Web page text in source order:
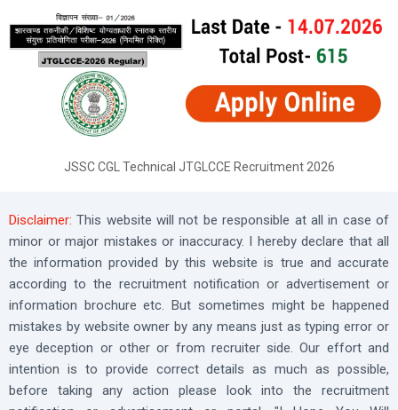
JSSC CGL Technical JTGLCCE Recruitment 2026
Disclaimer: This website will not be responsible at all in case of
minor or major mistakes or inaccuracy. I hereby declare that all
the information provided by this website is true and accurate
according to the recruitment notification or advertisement or
information brochure etc. But sometimes might be happened
mistakes by website owner by any means just as typing error or
eye deception or other or from recruiter side. Our effort and
intention is to provide correct details as much as possible,
before taking any action please look into the recruitment